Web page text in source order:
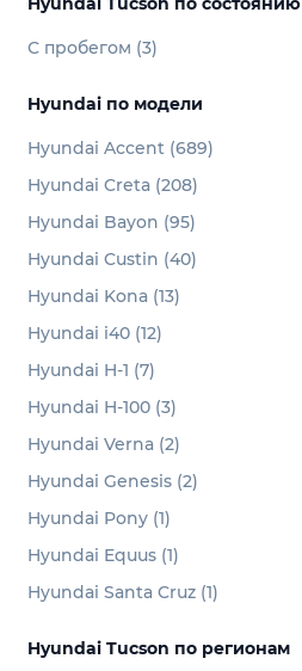
С пробегом (3)
Hyundai по модели
Hyundai Accent (689)
Hyundai Creta (208)
Hyundai Bayon (95)
Hyundai Custin (40)
Hyundai Kona (13)
Hyundai i40 (12)
Hyundai H-1 (7)
Hyundai H-100 (3)
Hyundai Verna (2)
Hyundai Genesis (2)
Hyundai Pony (1)
Hyundai Equus (1)
Hyundai Santa Cruz (1)
Hyundai Tucson по регионам